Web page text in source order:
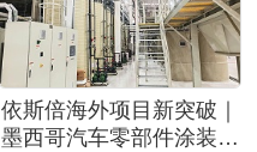
依斯倍海外项目新突破｜
墨西哥汽车零部件涂装废